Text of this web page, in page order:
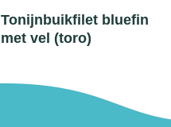
Tonijnbuikfilet bluefin
met vel (toro)